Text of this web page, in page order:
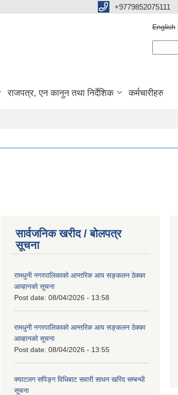
+9779852075111
English
राजपत्र, एन कानुन तथा निर्देशिक कर्मचारीहरु
सार्वजनिक खरीद / बोलपत्र
सूचना
रामधुनी नगरपालिकाको आन्तरिक आय सङ्कलन ठेक्का
आव्हानको सूचना
Post date: 08/04/2026 - 13:58
रामधुनी नगरपालिकाको आन्तरिक आय सङ्कलन ठेक्का
आव्हानको सूचना
Post date: 08/04/2026 - 13:55
क्याटलग सपिङ्ग विधिबाट सवारी साधन खरिद सम्बन्धी
सूचना